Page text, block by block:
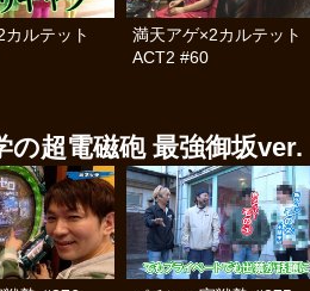
カルテット
満天アゲ×2カルテット
ACT2 #60
の超電磁砲 最強御坂ver.